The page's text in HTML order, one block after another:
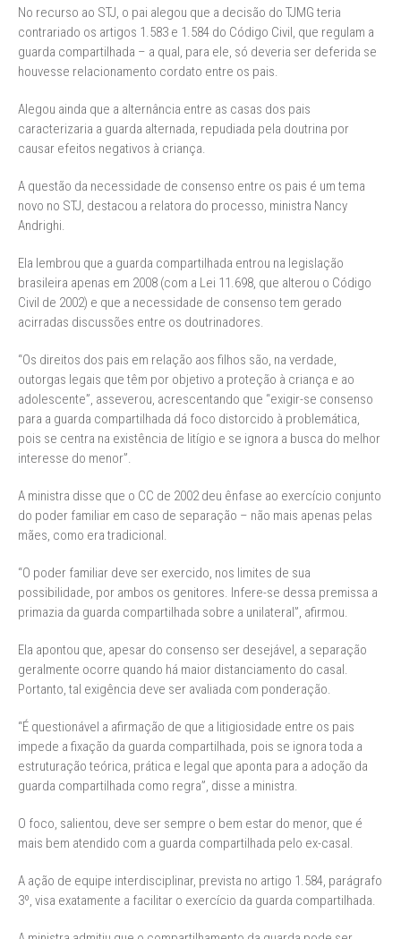
No recurso ao STJ, o pai alegou que a decisão do TJMG teria
contrariado os artigos 1.583 e 1.584 do Código Civil, que regulam a
guarda compartilhada – a qual, para ele, só deveria ser deferida se
houvesse relacionamento cordato entre os pais.
Alegou ainda que a alternância entre as casas dos pais
caracterizaria a guarda alternada, repudiada pela doutrina por
causar efeitos negativos à criança.
A questão da necessidade de consenso entre os pais é um tema
novo no STJ, destacou a relatora do processo, ministra Nancy
Andrighi.
Ela lembrou que a guarda compartilhada entrou na legislação
brasileira apenas em 2008 (com a Lei 11.698, que alterou o Código
Civil de 2002) e que a necessidade de consenso tem gerado
acirradas discussões entre os doutrinadores.
“Os direitos dos pais em relação aos filhos são, na verdade,
outorgas legais que têm por objetivo a proteção à criança e ao
adolescente”, asseverou, acrescentando que “exigir-se consenso
para a guarda compartilhada dá foco distorcido à problemática,
pois se centra na existência de litígio e se ignora a busca do melhor
interesse do menor”.
A ministra disse que o CC de 2002 deu ênfase ao exercício conjunto
do poder familiar em caso de separação – não mais apenas pelas
mães, como era tradicional.
“O poder familiar deve ser exercido, nos limites de sua
possibilidade, por ambos os genitores. Infere-se dessa premissa a
primazia da guarda compartilhada sobre a unilateral”, afirmou.
Ela apontou que, apesar do consenso ser desejável, a separação
geralmente ocorre quando há maior distanciamento do casal.
Portanto, tal exigência deve ser avaliada com ponderação.
“É questionável a afirmação de que a litigiosidade entre os pais
impede a fixação da guarda compartilhada, pois se ignora toda a
estruturação teórica, prática e legal que aponta para a adoção da
guarda compartilhada como regra”, disse a ministra.
O foco, salientou, deve ser sempre o bem estar do menor, que é
mais bem atendido com a guarda compartilhada pelo ex-casal.
A ação de equipe interdisciplinar, prevista no artigo 1.584, parágrafo
3º, visa exatamente a facilitar o exercício da guarda compartilhada.